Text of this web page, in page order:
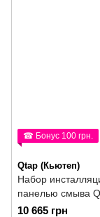
☎ Бонус 100 грн.
Qtap (Кьютеп)
Набор
панелью смыва
10 665 грн